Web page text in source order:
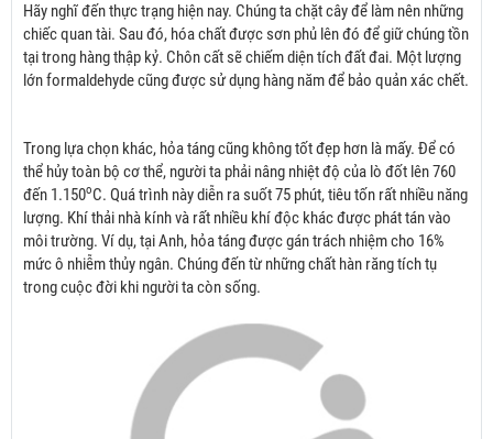
Hãy nghĩ đến thực trạng hiện nay. Chúng ta chặt cây để làm nên những
chiếc quan tài. Sau đó, hóa chất được sơn phủ lên đó để giữ chúng tồn
tại trong hàng thập kỷ. Chôn cất sẽ chiếm diện tích đất đai. Một lượng
lớn formaldehyde cũng được sử dụng hàng năm để bảo quản xác chết.
Trong lựa chọn khác, hỏa táng cũng không tốt đẹp hơn là mấy. Để có
thể hủy toàn bộ cơ thể, người ta phải nâng nhiệt độ của lò đốt lên 760
đến 1.150oC. Quá trình này diễn ra suốt 75 phút, tiêu tốn rất nhiều năng
lượng. Khí thải nhà kính và rất nhiều khí độc khác được phát tán vào
môi trường. Ví dụ, tại Anh, hỏa táng được gán trách nhiệm cho 16%
mức ô nhiễm thủy ngân. Chúng đến từ những chất hàn răng tích tụ
trong cuộc đời khi người ta còn sống.